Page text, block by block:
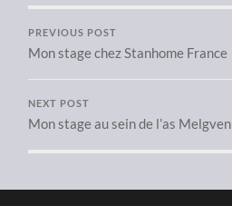
PREVIOUS POST
Mon stage chez Stanhome France
NEXT POST
Mon stage au sein de l’as Melgven